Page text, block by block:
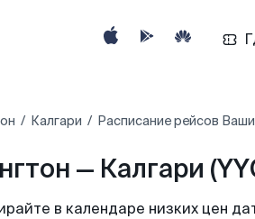
Калгари Расписание рейсов
— Калгари
в календаре низких цен